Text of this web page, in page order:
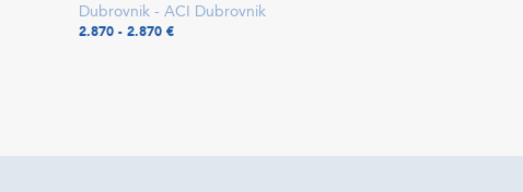
Dubrovnik - ACI Dubrovnik
2.870 - 2.870 €